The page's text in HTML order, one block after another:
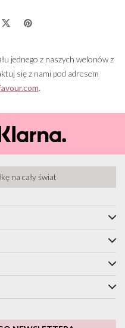
jednego z naszych welonów z
się z nami pod adresem
.
na cały świat